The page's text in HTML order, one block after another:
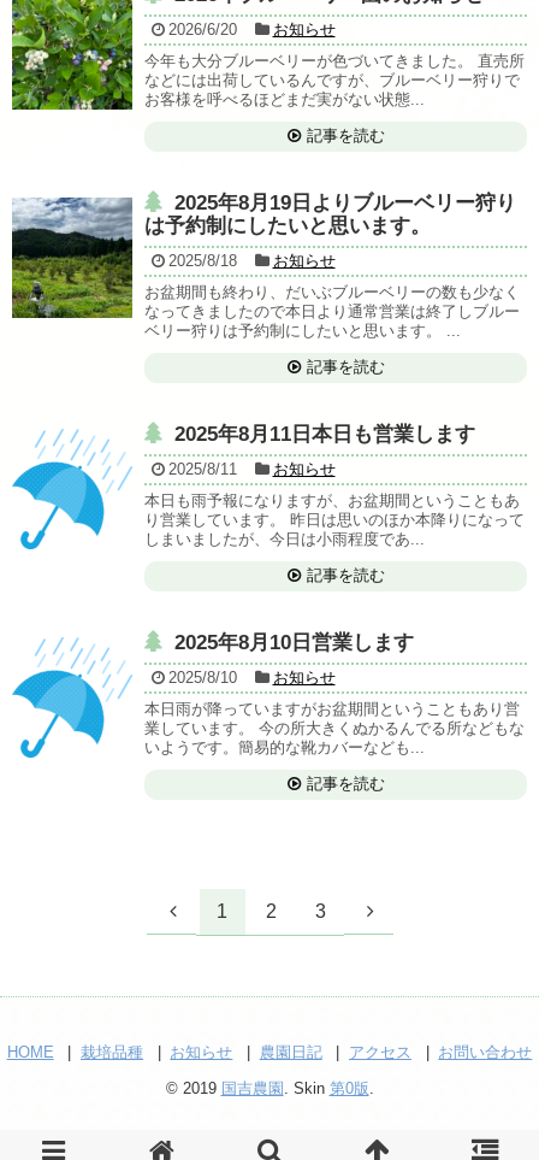
2026/6/20
お知らせ
今年も大分ブルーベリーが色づいてきました。 直売所
などには出荷しているんですが、ブルーベリー狩りで
お客様を呼べるほどまだ実がない状態...
記事を読む
2025年8月19日よりブルーベリー狩り
は予約制にしたいと思います。
2025/8/18
お知らせ
お盆期間も終わり、だいぶブルーベリーの数も少なく
なってきましたので本日より通常営業は終了しブルー
ベリー狩りは予約制にしたいと思います。 ...
記事を読む
2025年8月11日本日も営業します
2025/8/11
お知らせ
本日も雨予報になりますが、お盆期間ということもあ
り営業しています。 昨日は思いのほか本降りになって
しまいましたが、今日は小雨程度であ...
記事を読む
2025年8月10日営業します
2025/8/10
お知らせ
本日雨が降っていますがお盆期間ということもあり営
業しています。 今の所大きくぬかるんでる所などもな
いようです。簡易的な靴カバーなども...
記事を読む
1 2 3
HOME 栽培品種 お知らせ 農園日記 アクセス
お問い合わせ
© 2019 国吉農園 . Skin 第0版